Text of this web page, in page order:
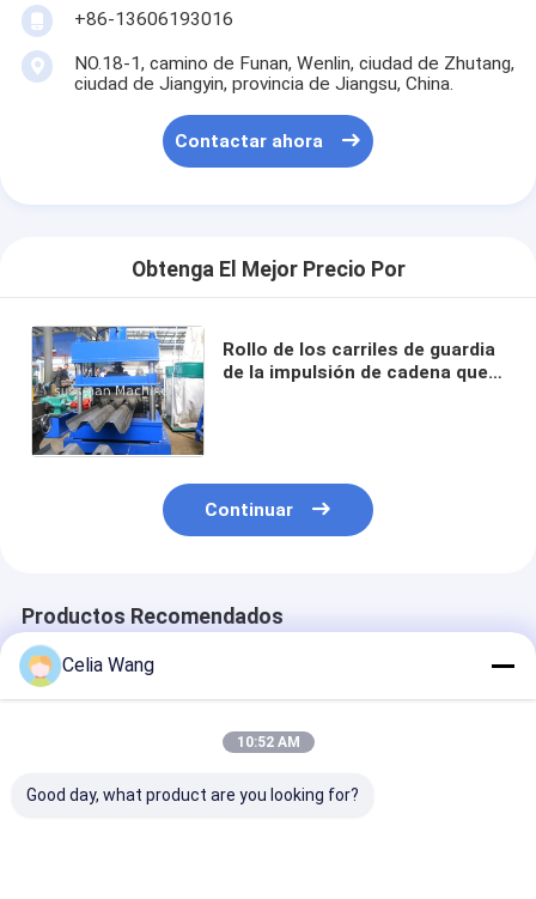
+86-13606193016
NO.18-1, camino de Funan, Wenlin, ciudad de Zhutang,
ciudad de Jiangyin, provincia de Jiangsu, China.
Contactar ahora
Obtenga El Mejor Precio Por
Rollo de los carriles de guardia
de la impulsión de cadena que
Continuar
Productos Recomendados
Celia Wang
10:52 AM
Good day, what product are you looking for?